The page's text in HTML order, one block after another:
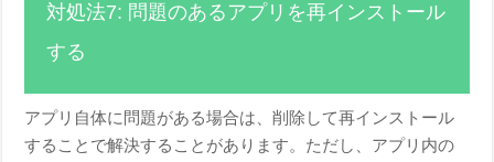
対処法7: 問題のあるアプリを再インストール
する
アプリ自体に問題がある場合は、削除して再インストール
することで解決することがあります。ただし、アプリ内の